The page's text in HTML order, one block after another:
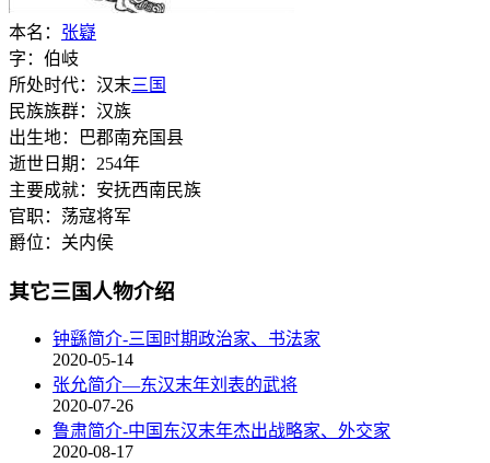
本名： 张嶷
字：伯岐
所处时代：汉末三国
民族族群：汉族
出生地：巴郡南充国县
逝世日期：254年
主要成就：安抚西南民族
官职：荡寇将军
爵位：关内侯
其它三国人物介绍
钟繇简介-三国时期政治家、书法家
2020-05-14
张允简介—东汉末年刘表的武将
2020-07-26
鲁肃简介-中国东汉末年杰出战略家、外交家
2020-08-17